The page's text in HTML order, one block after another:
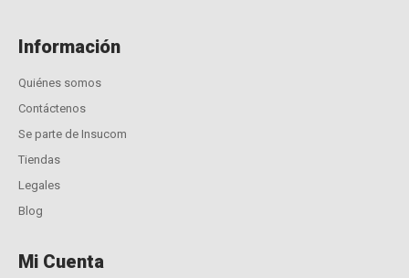
Información
Quiénes somos
Contáctenos
Se parte de Insucom
Tiendas
Legales
Blog
Mi Cuenta